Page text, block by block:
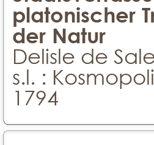
platonischer
der Natur
Delisle de
s.l. :
1794